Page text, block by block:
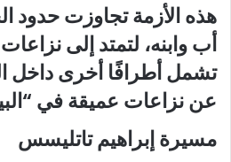
هذه الأزمة تجاوزت حدود
أب وابنه، لتمتد إلى
تشمل أطرافًا أخرى داخل
عن نزاعات عميقة في
مسيرة إبراهيم تاتليسس